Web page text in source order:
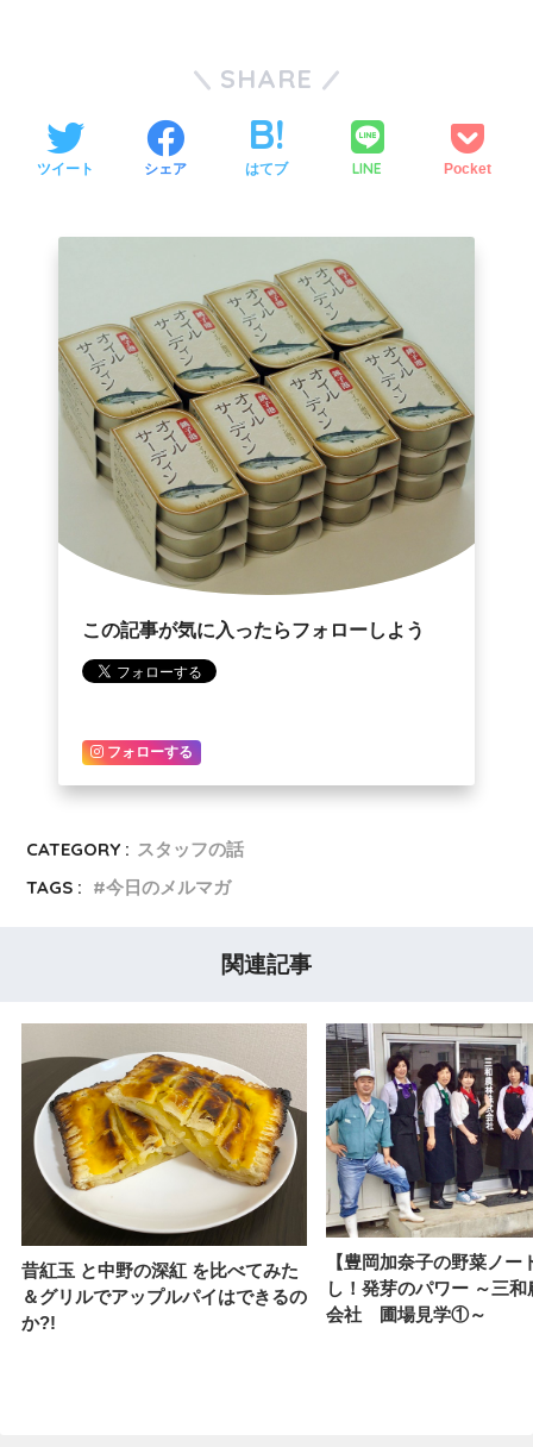
SHARE
ツイート シェア はてブ LINE Pocket
この記事が気に入ったらフォローしよう
フォローする
CATEGORY : スタッフの話
TAGS :
今日のメルマガ
関連記事
昔紅玉 と中野の深紅 を比べてみた
＆グリルでアップルパイはできるの
か?!
【豊岡加奈子の野菜ノー
し！発芽のパワー ～三和
会社 圃場見学①～